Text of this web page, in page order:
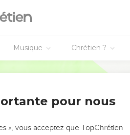
Musique Chrétien ?
pour nous
», vous acceptez que TopChrétien